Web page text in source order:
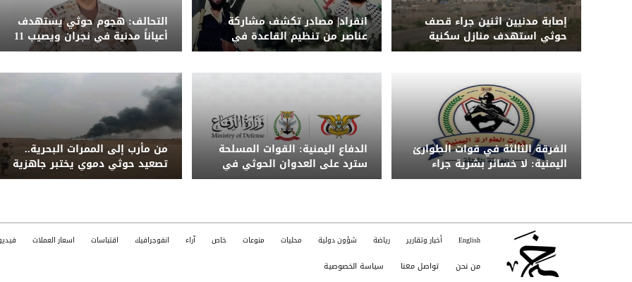
إصابة مدنيين اثنين جراء قصف
حوثي استهدف منازل سكنية
جنوب الحديدة
انفراد| مصادر تكشف مشاركة
عناصر من تنظيم القاعدة في
الهجوم الحوثي على معسكر
التحالف: هجوم حوثي يستهدف
أعياناً مدنية في نجران ويصيب 11
مدنياً بينهم امرأة وطفل
الفرقة الثالثة في قوات الطوارئ
اليمنية: لا خسائر بشرية جراء
الضربة ونحذر من تداول الشائعات
الدفاع اليمنية: القوات المسلحة
سترد على العدوان الحوثي في
الزمان والمكان المناسبين
من مأرب إلى الممرات البحرية..
تصعيد حوثي دموي يختبر جاهزية
الحكومة اليمنية
English أخبار وتقارير رياضة شؤون دولية محليات منوعات خاص آراء انفوجرافيك اقتباسات اسعار العملات
من نحن تواصل معنا سياسة الخصوصية